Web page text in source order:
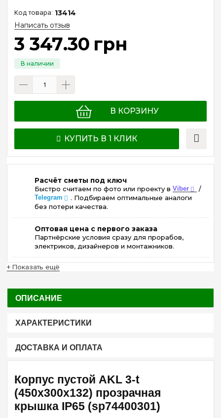
13414
Написать отзыв
3 347.30 грн
В КОРЗИНУ
КУПИТЬ В 1 КЛИК
Расчёт сметы под ключ
Быстро считаем по фото или проекту в Viber /
Telegram
. Подбираем оптимальные аналоги
без потери качества.
Оптовая цена с первого заказа
Партнёрские условия сразу для прорабов,
электриков, дизайнеров и монтажников.
+ Показать ещё
ОПИСАНИЕ
ХАРАКТЕРИСТИКИ
ДОСТАВКА И ОПЛАТА
Корпус пустой AKL 3-t
(450х300х132) прозрачная
крышка IP65 (sp74400301)